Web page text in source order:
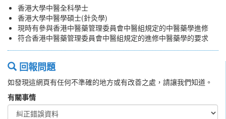
香港大學中醫全科學士
香港大學中醫學碩士(針灸學)
現時有參與香港中醫藥管理委員會中醫組規定的中醫藥學進修
符合香港中醫藥管理委員會中醫組規定的進修中醫藥學的要求
回報問題
如發現這網頁有任何不準確的地方或有改善之處，請讓我們知道。
有關事情